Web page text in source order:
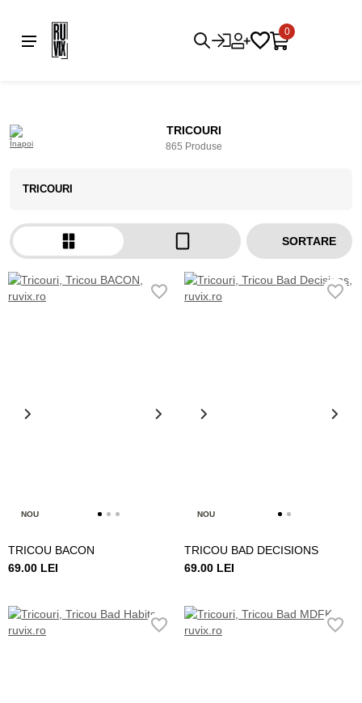
0
TRICOURI
865 Produse
TRICOURI
SORTARE
NOU
TRICOU BACON
69.00 LEI
NOU
TRICOU BAD DECISIONS
69.00 LEI